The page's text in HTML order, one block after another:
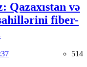
Qazaxıstan və
fiber-
514